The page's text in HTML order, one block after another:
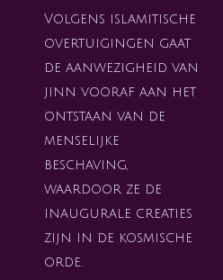
Volgens islamitische
overtuigingen gaat
de aanwezigheid van
jinn vooraf aan het
ontstaan van de
menselijke
beschaving,
waardoor ze de
inaugurale creaties
zijn in de kosmische
orde.